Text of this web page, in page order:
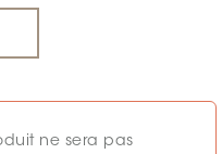
ne sera pas